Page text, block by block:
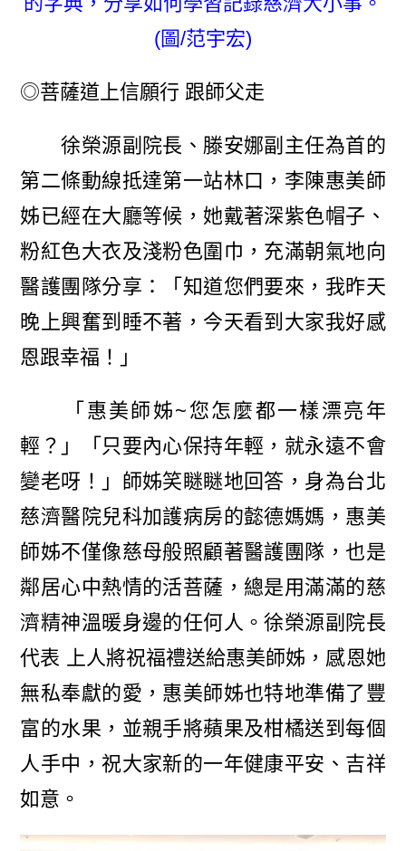
(圖/范宇宏)
◎菩薩道上信願行 跟師父走
徐榮源副院長、滕安娜副主任為首的
第二條動線抵達第一站林口，李陳惠美師
姊已經在大廳等候，她戴著深紫色帽子、
粉紅色大衣及淺粉色圍巾，充滿朝氣地向
醫護團隊分享：「知道您們要來，我昨天
晚上興奮到睡不著，今天看到大家我好感
恩跟幸福！」
「惠美師姊~您怎麼都一樣漂亮年
輕？」「只要內心保持年輕，就永遠不會
變老呀！」師姊笑瞇瞇地回答，身為台北
慈濟醫院兒科加護病房的懿德媽媽，惠美
師姊不僅像慈母般照顧著醫護團隊，也是
鄰居心中熱情的活菩薩，總是用滿滿的慈
濟精神溫暖身邊的任何人。徐榮源副院長
代表 上人將祝福禮送給惠美師姊，感恩她
無私奉獻的愛，惠美師姊也特地準備了豐
富的水果，並親手將蘋果及柑橘送到每個
人手中，祝大家新的一年健康平安、吉祥
如意。